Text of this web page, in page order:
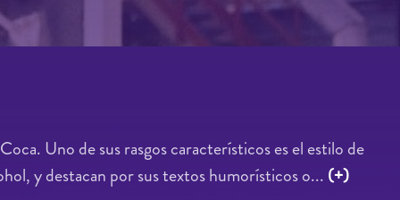
Uno de sus rasgos característicos es el estilo de
y destacan por sus textos humorísticos o... (+)